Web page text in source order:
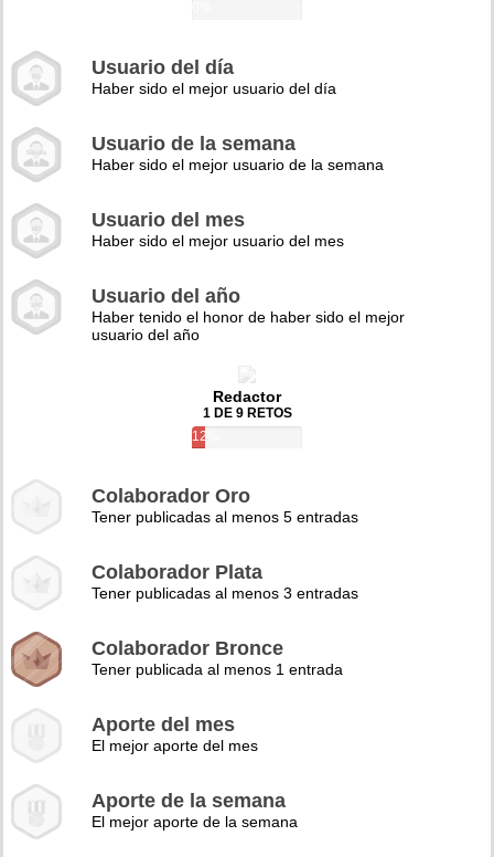
Usuario del día
Haber sido el mejor usuario del día
Usuario de la semana
Haber sido el mejor usuario de la semana
Usuario del mes
Haber sido el mejor usuario del mes
Usuario del año
Haber tenido el honor de haber sido el mejor
usuario del año
Redactor
1 DE 9 RETOS
12%
Colaborador Oro
Tener publicadas al menos 5 entradas
Colaborador Plata
Tener publicadas al menos 3 entradas
Colaborador Bronce
Tener publicada al menos 1 entrada
Aporte del mes
El mejor aporte del mes
Aporte de la semana
El mejor aporte de la semana